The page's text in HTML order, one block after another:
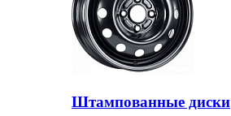
Штампованные диски